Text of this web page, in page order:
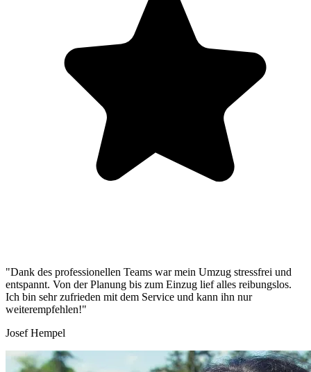
"Dank des professionellen Teams war mein Umzug stressfrei und
entspannt. Von der Planung bis zum Einzug lief alles reibungslos.
Ich bin sehr zufrieden mit dem Service und kann ihn nur
weiterempfehlen!"
Josef Hempel